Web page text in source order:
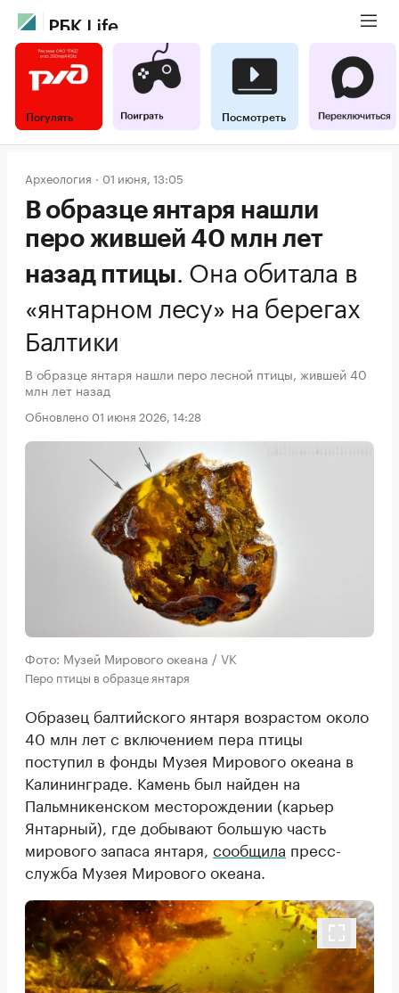
Погулять Посмотреть
Археология 01 июня, 13:05
В образце янтаря нашли
перо жившей 40 млн лет
назад птицы. Она обитала в
«янтарном лесу» на берегах
Балтики
В образце янтаря нашли перо лесной птицы, жившей 40
млн лет назад
Обновлено 01 июня 2026, 14:28
Фото: Музей Мирового океана / VK
Перо птицы в образце янтаря
Образец балтийского янтаря возрастом около
40 млн лет с включением пера птицы
поступил в фонды Музея Мирового океана в
Калининграде. Камень был найден на
Пальмникенском месторождении (карьер
Янтарный), где добывают большую часть
мирового запаса янтаря, сообщила пресс-
служба Музея Мирового океана.